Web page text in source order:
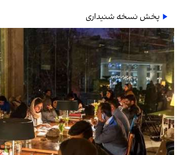
پخش نسخه شنیداری